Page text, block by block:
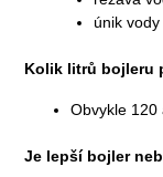
únik vody
Kolik litrů bojleru
Obvykle 120
Je lepší bojler